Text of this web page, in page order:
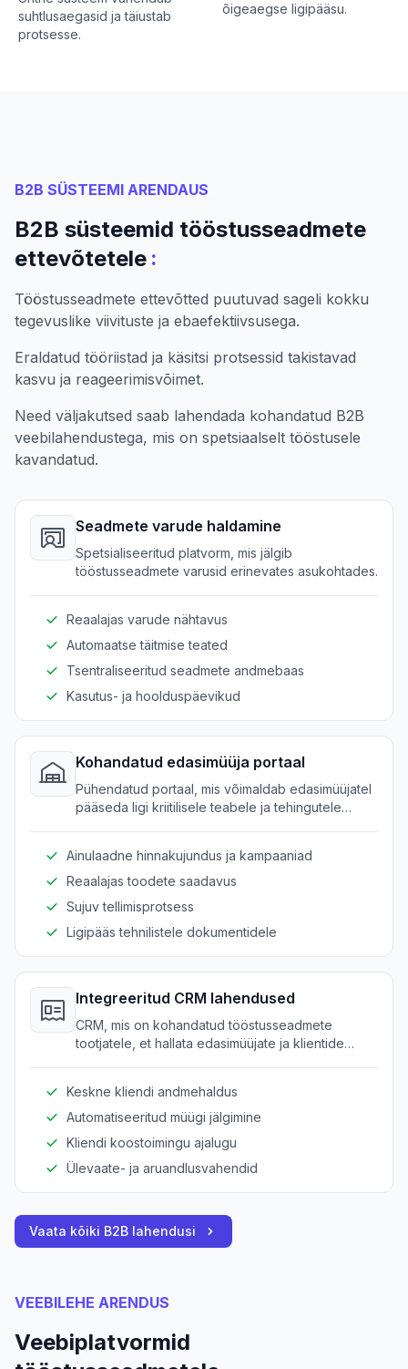
suhtlusaegasid ja täiustab
protsesse.
õigeaegse ligipääsu.
B2B SÜSTEEMI ARENDAUS
B2B süsteemid tööstusseadmete
ettevõtetele :
Tööstusseadmete ettevõtted puutuvad sageli kokku
tegevuslike viivituste ja ebaefektiivsusega.
Eraldatud tööriistad ja käsitsi protsessid takistavad
kasvu ja reageerimisvõimet.
Need väljakutsed saab lahendada kohandatud B2B
veebilahendustega, mis on spetsiaalselt tööstusele
kavandatud.
Seadmete varude haldamine
Spetsialiseeritud platvorm, mis jälgib
tööstusseadmete varusid erinevates asukohtades.
Reaalajas varude nähtavus
Automaatse täitmise teated
Tsentraliseeritud seadmete andmebaas
Kasutus- ja hoolduspäevikud
Kohandatud edasimüüja portaal
Pühendatud portaal, mis võimaldab edasimüüjatel
pääseda ligi kriitilisele teabele ja tehingutele
Ainulaadne hinnakujundus ja kampaaniad
Reaalajas toodete saadavus
Sujuv tellimisprotsess
Ligipääs tehnilistele dokumentidele
Integreeritud CRM lahendused
CRM, mis on kohandatud tööstusseadmete
tootjatele, et hallata edasimüüjate ja klientide
Keskne kliendi andmehaldus
Automatiseeritud müügi jälgimine
Kliendi koostoimingu ajalugu
Ülevaate- ja aruandlusvahendid
Vaata kõiki B2B lahendusi
VEEBILEHE ARENDUS
Veebiplatvormid